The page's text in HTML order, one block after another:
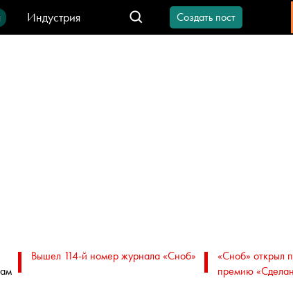
Индустрия
Создать пост
Вышел 114-й номер журнала «Сноб»
«Сноб» открыл
премию